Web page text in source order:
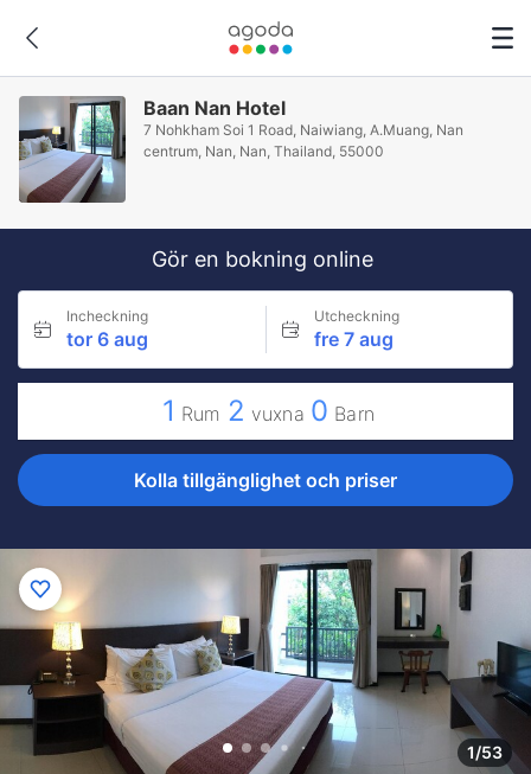
Baan Nan Hotel
7 Nohkham Soi 1 Road, Naiwiang, A.Muang, Nan
centrum, Nan, Nan, Thailand, 55000
Gör en bokning online
Incheckning
tor 6 aug
Utcheckning
fre 7 aug
1 Rum 2 vuxna 0 Barn
Kolla tillgänglighet och priser
1/53